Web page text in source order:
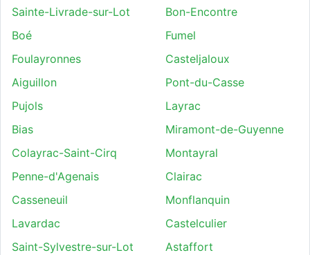
Sainte-Livrade-sur-Lot
Bon-Encontre
Boé
Fumel
Foulayronnes
Casteljaloux
Aiguillon
Pont-du-Casse
Pujols
Layrac
Bias
Miramont-de-Guyenne
Colayrac-Saint-Cirq
Montayral
Penne-d'Agenais
Clairac
Casseneuil
Monflanquin
Lavardac
Castelculier
Saint-Sylvestre-sur-Lot
Astaffort